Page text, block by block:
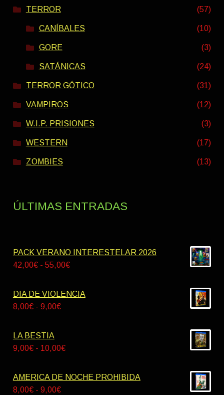
TERROR (57)
CANÍBALES (10)
GORE (3)
SATÁNICAS (24)
TERROR GÓTICO (31)
VAMPIROS (12)
W.I.P. PRISIONES (3)
WESTERN (17)
ZOMBIES (13)
ÚLTIMAS ENTRADAS
PACK VERANO INTERESTELAR 2026
42,00€ - 55,00€Rango
precios:
DIA DE VIOLENCIA
8,00€ - 9,00€Rango
desde
9,00€
LA BESTIA
9,00€ - 10,00€Rango
precios:
AMERICA DE NOCHE PROHIBIDA
8,00€ - 9,00€Rango